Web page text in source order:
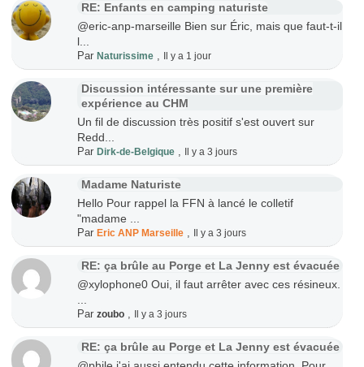
RE: Enfants en camping naturiste
@eric-anp-marseille Bien sur Éric, mais que faut-t-il
l...
ParNaturissime , Il y a 1 jour
Discussion intéressante sur une première
expérience au CHM
Un fil de discussion très positif s'est ouvert sur
Redd...
ParDirk-de-Belgique , Il y a 3 jours
Madame Naturiste
Hello Pour rappel la FFN à lancé le colletif
"madame ...
ParEric ANP Marseille , Il y a 3 jours
RE: ça brûle au Porge et La Jenny est évacuée
@xylophone0 Oui, il faut arrêter avec ces résineux.
Parzoubo , Il y a 3 jours
RE: ça brûle au Porge et La Jenny est évacuée